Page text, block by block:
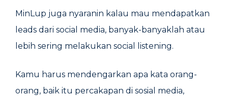
MinLup juga nyaranin kalau mau mendapatkan
leads dari social media, banyak-banyaklah atau
lebih sering melakukan social listening.
Kamu harus mendengarkan apa kata orang-
orang, baik itu percakapan di sosial media,